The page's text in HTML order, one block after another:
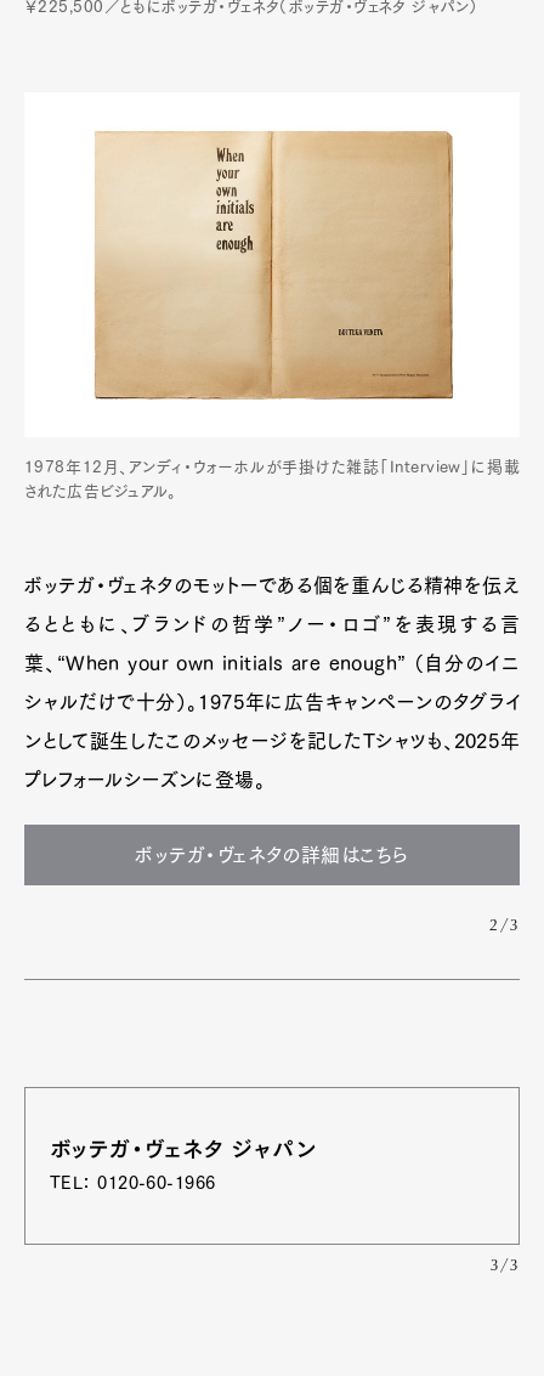
Pen Membership
Official Columnist
Contact
Pen Meet
￥225,500／ともにボッテガ・ヴェネタ（ボッテガ・ヴェネタ ジャパン）
1978年12月、アンディ・ウォーホルが手掛けた雑誌「Interview」に掲載
された広告ビジュアル。
ボッテガ・ヴェネタのモットーである個を重んじる精神を伝え
るとともに、ブランドの哲学”ノー・ロゴ”を表現する言
葉、“When your own initials are enough” （自分のイニ
シャルだけで十分）。1975年に広告キャンペーンのタグライ
ンとして誕生したこのメッセージを記したTシャツも、2025年
プレフォールシーズンに登場。
ボッテガ・ヴェネタの詳細はこちら
2/3
ボッテガ・ヴェネタ ジャパン
TEL： 0120-60-1966
3/3